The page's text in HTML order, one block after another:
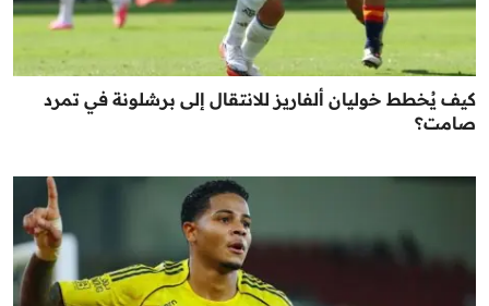
كيف يُخطط خوليان ألفاريز للانتقال إلى برشلونة في تمرد
صامت؟